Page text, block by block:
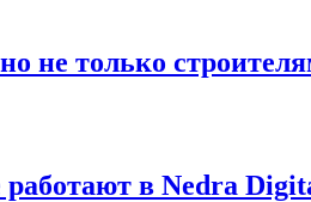
не только
в Nedra